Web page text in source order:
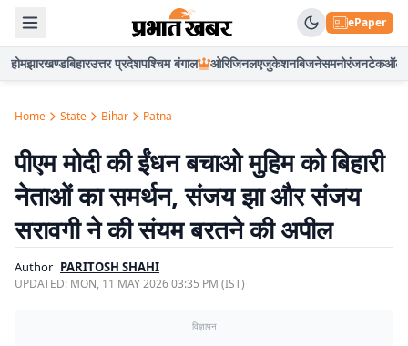
ePaper
होमझारखण्डबिहारउत्तर प्रदेशपश्चिम बंगाल ओरिजिनलएजुकेशनबिजनेसमनोरंजनटेकऑटो
Home State Bihar Patna
पीएम मोदी की ईंधन बचाओ मुहिम को बिहारी
नेताओं का समर्थन, संजय झा और संजय
सरावगी ने की संयम बरतने की अपील
Author PARITOSH SHAHI
UPDATED: MON, 11 MAY 2026 03:35 PM (IST)
विज्ञापन